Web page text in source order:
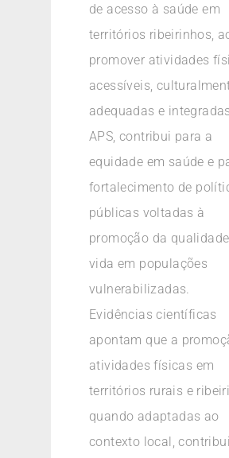
de acesso à saúde em
territórios ribeirinhos,
promover atividades
acessíveis,
adequadas e
APS, contribui para a
equidade em saúde e
fortalecimento de
públicas voltadas à
promoção da
vida em populações
vulnerabilizadas.
Evidências científicas
apontam que a
atividades físicas em
territórios rurais e
quando adaptadas ao
contexto local, contribui